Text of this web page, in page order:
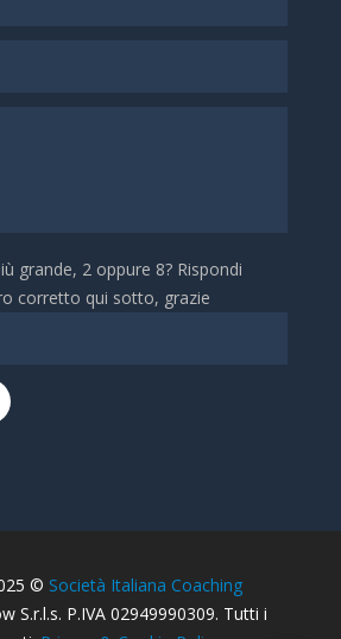
grande, 2 oppure 8? Rispondi
corretto qui sotto, grazie
© Società Italiana Coaching
S.r.l.s. P.IVA 02949990309. Tutti i